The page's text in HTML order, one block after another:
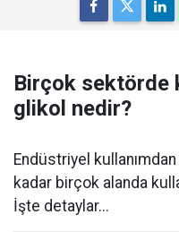
Birçok sektörde
glikol nedir?
Endüstriyel
kadar birçok alanda
İşte detaylar...